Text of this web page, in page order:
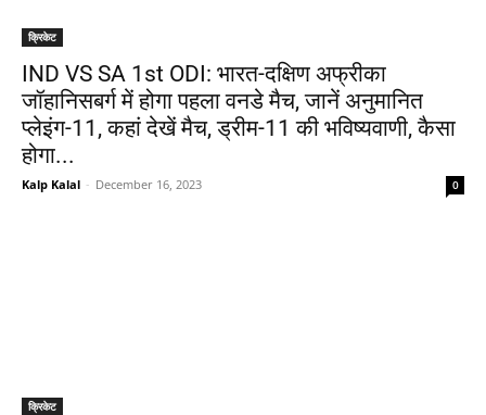
क्रिकेट
IND VS SA 1st ODI: भारत-दक्षिण अफ्रीका
जॉहानिसबर्ग में होगा पहला वनडे मैच, जानें अनुमानित
प्लेइंग-11, कहां देखें मैच, ड्रीम-11 की भविष्यवाणी, कैसा
होगा...
Kalp Kalal - December 16, 2023 0
क्रिकेट